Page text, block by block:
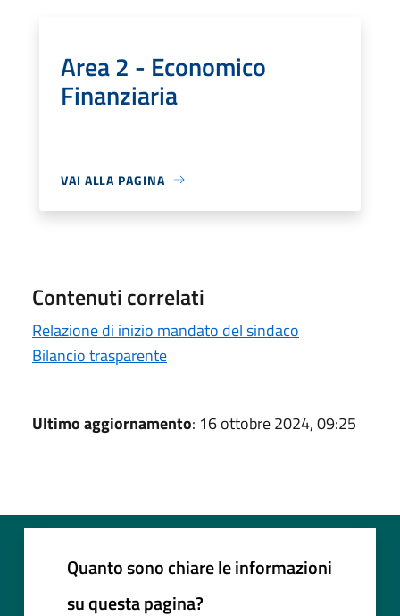
Area 2 - Economico
Finanziaria
VAI ALLA PAGINA
Contenuti correlati
Relazione di inizio mandato del sindaco
Bilancio trasparente
Ultimo aggiornamento: 16 ottobre 2024, 09:25
Quanto sono chiare le informazioni
su questa pagina?